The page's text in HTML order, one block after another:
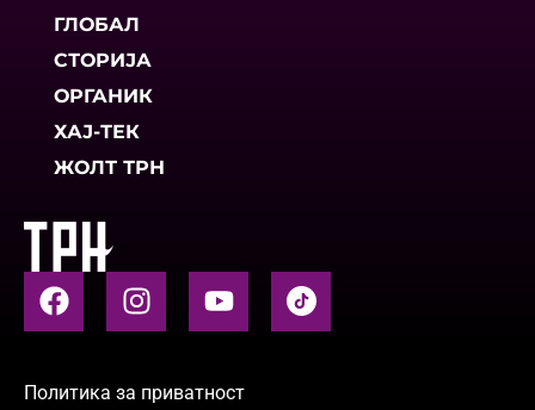
ГЛОБАЛ
СТОРИЈА
ОРГАНИК
ХАЈ-ТЕК
ЖОЛТ ТРН
Политика за приватност